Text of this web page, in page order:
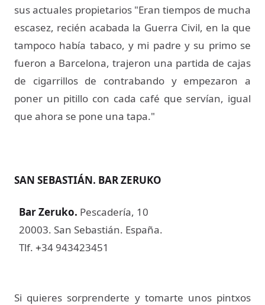
sus actuales propietarios "Eran tiempos de mucha
escasez, recién acabada la Guerra Civil, en la que
tampoco había tabaco, y mi padre y su primo se
fueron a Barcelona, trajeron una partida de cajas
de cigarrillos de contrabando y empezaron a
poner un pitillo con cada café que servían, igual
que ahora se pone una tapa."
SAN SEBASTIÁN. BAR ZERUKO
Bar Zeruko. Pescadería, 10
20003. San Sebastián. España.
Tlf. +34 943423451
Si quieres sorprenderte y tomarte unos pintxos